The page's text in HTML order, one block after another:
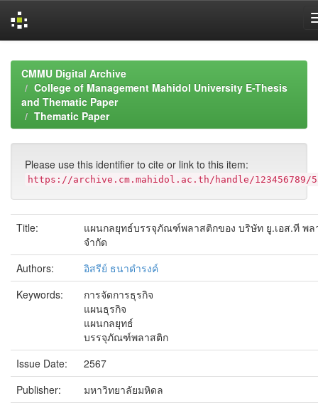
navigationCMMU Digital Archive
College of Management Mahidol University E-Thesis
and Thematic Paper
Thematic Paper
Please use this identifier to cite or link to this item:
https://archive.cm.mahidol.ac.th/handle/123456789/
Title:
แผนกลยุทธ์บรรจุภัณฑ์พลาสติกของ บริษัท ยู.เอส.ที พล
จำกัด
Authors:
อิสรีย์ ธนาดำรงค์
Keywords:
การจัดการธุรกิจ
แผนธุรกิจ
แผนกลยุทธ์
บรรจุภัณฑ์พลาสติก
Issue Date:
2567
Publisher:
มหาวิทยาลัยมหิดล